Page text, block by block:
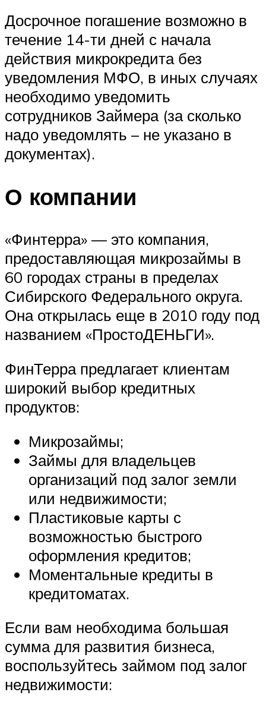
Досрочное погашение возможно в
течение 14-ти дней с начала
действия микрокредита без
уведомления МФО, в иных случаях
необходимо уведомить
сотрудников Займера (за сколько
надо уведомлять – не указано в
документах).
О компании
«Финтерра» — это компания,
предоставляющая микрозаймы в
60 городах страны в пределах
Сибирского Федерального округа.
Она открылась еще в 2010 году под
названием «ПростоДЕНЬГИ».
ФинТерра предлагает клиентам
широкий выбор кредитных
продуктов:
Микрозаймы;
Займы для владельцев
организаций под залог земли
или недвижимости;
Пластиковые карты с
возможностью быстрого
оформления кредитов;
Моментальные кредиты в
кредитоматах.
Если вам необходима большая
сумма для развития бизнеса,
воспользуйтесь займом под залог
недвижимости: